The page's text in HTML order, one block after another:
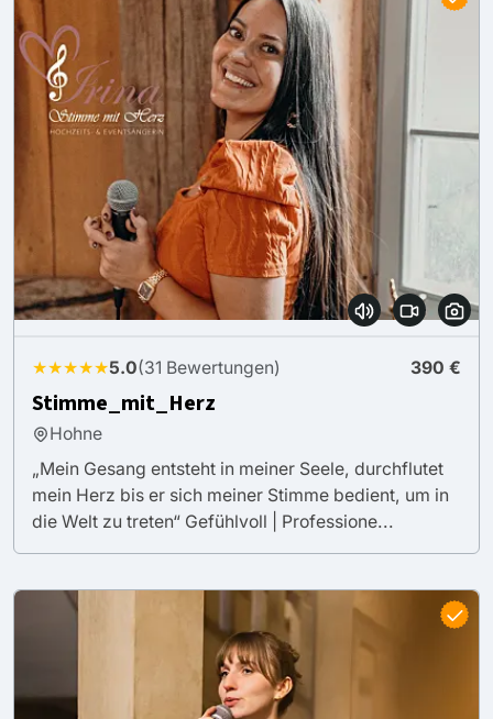
★★★★★5.0(31 Bewertungen) 390 €
Stimme_mit_Herz
Hohne
„Mein Gesang entsteht in meiner Seele, durchflutet
mein Herz bis er sich meiner Stimme bedient, um in
die Welt zu treten“ Gefühlvoll | Professione...